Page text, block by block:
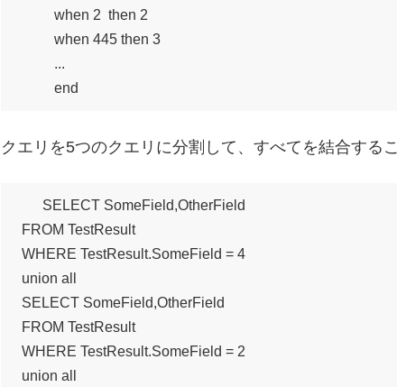
         when 2  then 2
         when 445 then 3
         ...
クエリを5つのクエリに分割して、すべてを結合する
SELECT SomeField,OtherField
FROM TestResult
WHERE TestResult.SomeField = 4
union all
SELECT SomeField,OtherField
FROM TestResult
WHERE TestResult.SomeField = 2
union all